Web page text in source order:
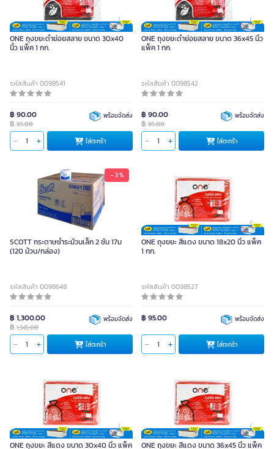
ONE ถุงขยะดำย่อยสลาย ขนาด 30x40
นิ้ว แพ็ค 1 กก.
รหัสสินค้า 0098541
฿ 90.00
฿ 95.00
พร้อมจัดส่ง
ใส่ตะกร้า
ONE ถุงขยะดำย่อยสลาย ขนาด 36x45 นิ้ว
แพ็ค 1 กก.
รหัสสินค้า 0098542
฿ 90.00
฿ 95.00
พร้อมจัดส่ง
ใส่ตะกร้า
- 3 %
SCOTT กระดาษชำระม้วนเล็ก 2 ชั้น 17ม
(120 ม้วน/กล่อง)
รหัสสินค้า 0098648
฿ 1,300.00
฿ 1,345.00
พร้อมจัดส่ง
ใส่ตะกร้า
ONE ถุงขยะ สีแดง ขนาด 18x20 นิ้ว แพ็ค
1 กก.
รหัสสินค้า 0098527
฿ 95.00 พร้อมจัดส่ง
ใส่ตะกร้า
ONE ถุงขยะ สีแดง ขนาด 30x40 นิ้ว แพ็ค
ONE ถุงขยะ สีแดง ขนาด 36x45 นิ้ว แพ็ค